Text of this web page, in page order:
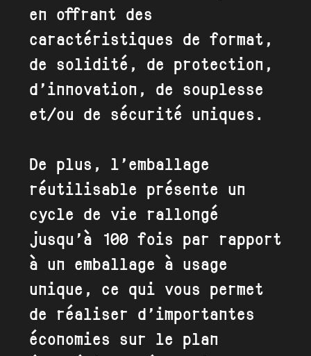
en offrant des
caractéristiques de format,
de solidité, de protection,
d’innovation, de souplesse
et/ou de sécurité uniques.
De plus, l’emballage
réutilisable présente un
cycle de vie rallongé
jusqu’à 100 fois par rapport
à un emballage à usage
unique, ce qui vous permet
de réaliser d’importantes
économies sur le plan